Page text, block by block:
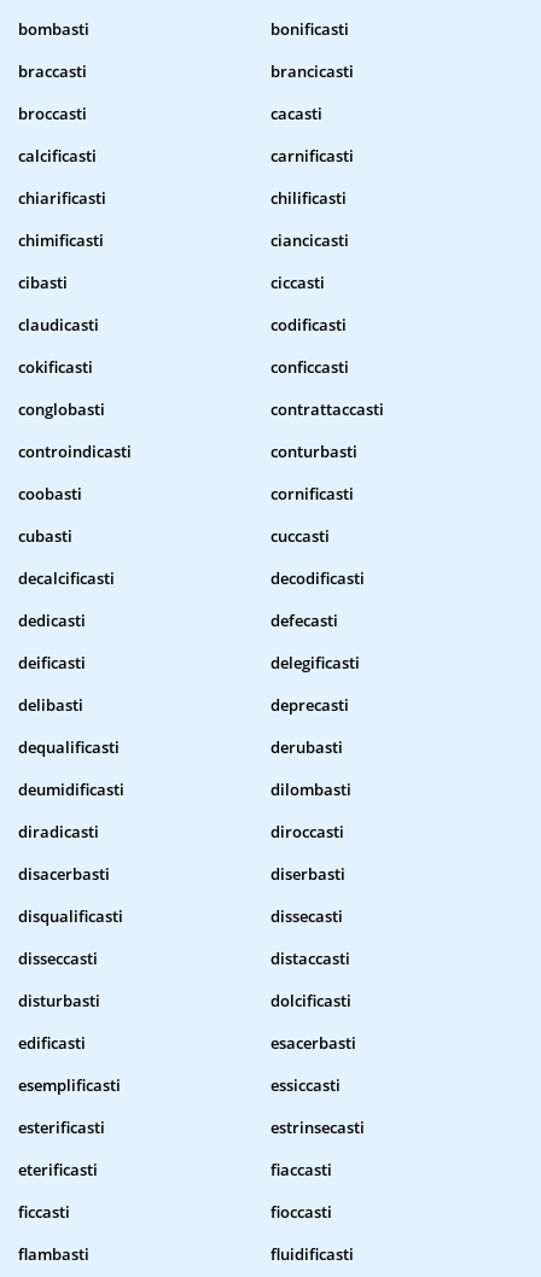
bombasti
bonificasti
braccasti
brancicasti
broccasti
cacasti
calcificasti
carnificasti
chiarificasti
chilificasti
chimificasti
ciancicasti
cibasti
ciccasti
claudicasti
codificasti
cokificasti
conficcasti
conglobasti
contrattaccasti
controindicasti
conturbasti
coobasti
cornificasti
cubasti
cuccasti
decalcificasti
decodificasti
dedicasti
defecasti
deificasti
delegificasti
delibasti
deprecasti
dequalificasti
derubasti
deumidificasti
dilombasti
diradicasti
diroccasti
disacerbasti
diserbasti
disqualificasti
dissecasti
disseccasti
distaccasti
disturbasti
dolcificasti
edificasti
esacerbasti
esemplificasti
essiccasti
esterificasti
estrinsecasti
eterificasti
fiaccasti
ficcasti
fioccasti
flambasti
fluidificasti